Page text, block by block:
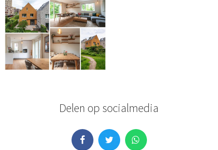
Delen op socialmedia
Whatsapp